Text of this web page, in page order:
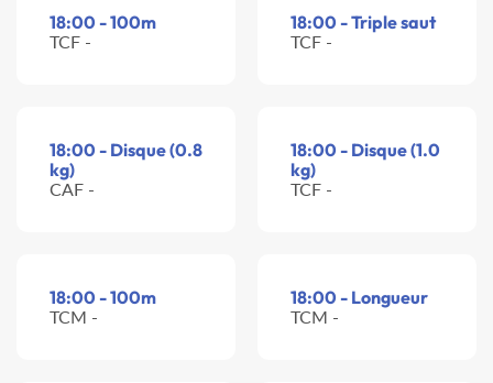
18:00 - 100m
TCF -
18:00 - Triple saut
TCF -
18:00 - Disque (0.8
kg)
CAF -
18:00 - Disque (1.0
kg)
TCF -
18:00 - 100m
TCM -
18:00 - Longueur
TCM -